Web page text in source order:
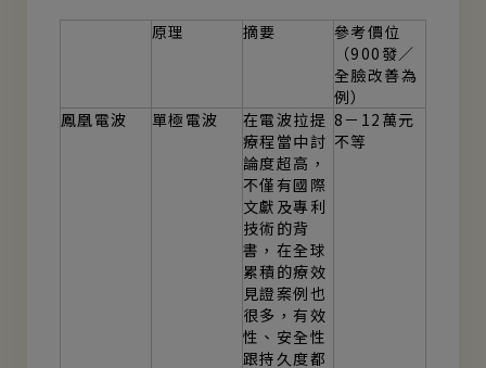
原理 摘要
參考價位
（900發／
全臉改善為
例）
鳳凰電波
單極電波
在電波拉提
療程當中討
論度超高，
不僅有國際
文獻及專利
技術的背
書，在全球
累積的療效
見證案例也
很多，有效
性、安全性
跟持久度都
8－12萬元
不等